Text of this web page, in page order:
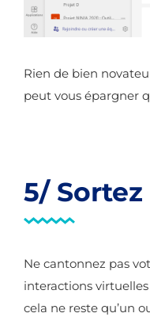
Rien de bien
peut vous épargner
5/ Sortez
Ne cantonnez pas
interactions virtuelles
cela ne reste qu’un